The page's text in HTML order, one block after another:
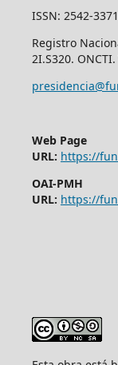
ISSN: 2542-3371
Registro
2I.S320.
Web Page
URL: https://
OAI-PMH
URL: https://